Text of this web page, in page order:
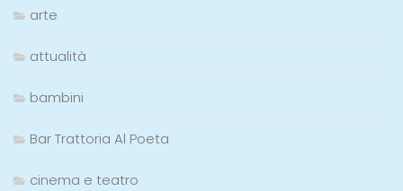
arte
attualità
bambini
Bar Trattoria Al Poeta
cinema e teatro